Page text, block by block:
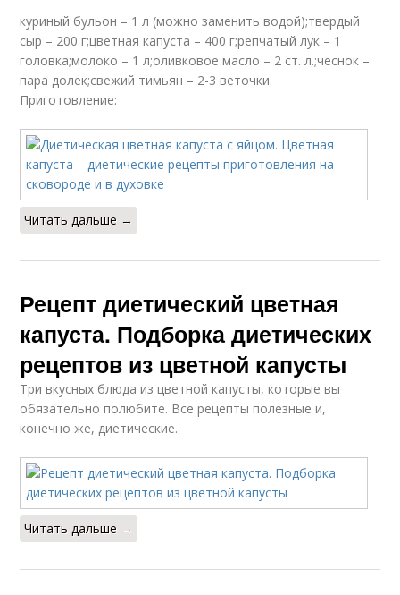
Капусты в кляре
горчичном кляре
Капуста без жарки
Салат из капусты
Тушеная капуста
помидорами
Кляр для цветной
капусты
Оладьи из цветной
капусты
Капусты с оливками
Капуста под
молочным соусом
куриный бульон – 1 л (можно заменить водой);твердый
сыр – 200 г;цветная капуста – 400 г;репчатый лук – 1
головка;молоко – 1 л;оливковое масло – 2 ст. л.;чеснок –
пара долек;свежий тимьян – 2-3 веточки.
Приготовление:
Читать дальше →
Рецепт диетический цветная
капуста. Подборка диетических
рецептов из цветной капусты
Три вкусных блюда из цветной капусты, которые вы
обязательно полюбите. Все рецепты полезные и,
конечно же, диетические.
Читать дальше →